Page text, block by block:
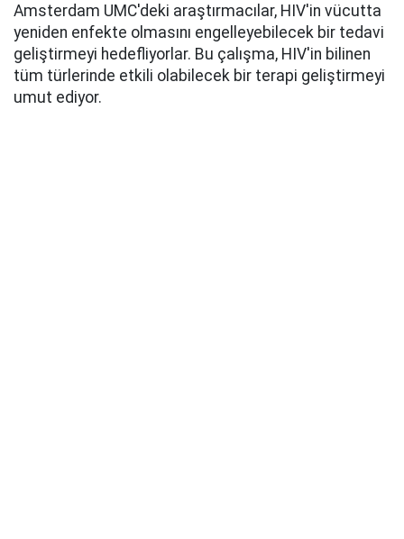
Amsterdam UMC'deki araştırmacılar, HIV'in vücutta
yeniden enfekte olmasını engelleyebilecek bir tedavi
geliştirmeyi hedefliyorlar. Bu çalışma, HIV'in bilinen
tüm türlerinde etkili olabilecek bir terapi geliştirmeyi
umut ediyor.